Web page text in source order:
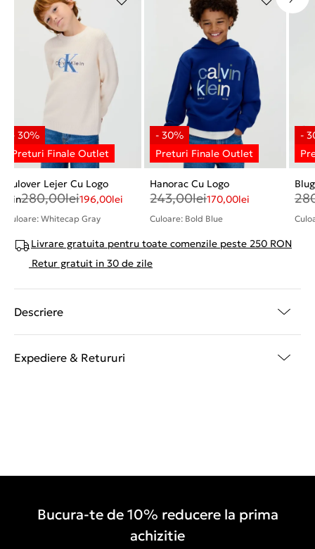
Pulover Lejer Cu Logo
Din280,00lei196,00lei
Culoare: Whitecap Gray
Hanorac Cu Logo
243,00lei170,00lei
Culoare: Bold Blue
Livrare gratuita pentru toate comenzile peste 250 RON
Retur gratuit in 30 de zile
Descriere
Expediere & Retururi
Bucura-te de 10% reducere la prima
achizitie